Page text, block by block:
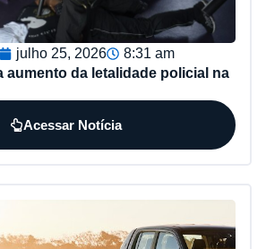
julho 25, 2026
8:31 am
aumento da letalidade policial na
Acessar Notícia